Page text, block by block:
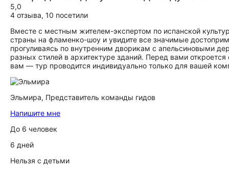
5,0
4 отзыва, 10 посетили
Вместе с местным жителем-экспертом по испанской
страны на фламенко-шоу и увидите все значимые
прогуливаясь по внутренним дворикам с апельсиновыми
разных стилей в архитектуре зданий. Перед вами
вам — тур проводится индивидуально только для вашей
Эльмира, Представитель команды гидов
Напишите мне
До 6 человек
6 дней
Нельзя с детьми